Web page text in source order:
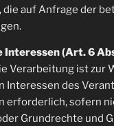
auf Anfrage der
(Art. 6
Verarbeitung ist zur
Interessen des
erforderlich, sofern
Grundrechte und